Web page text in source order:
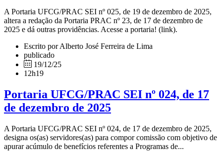
A Portaria UFCG/PRAC SEI nº 025, de 19 de dezembro de 2025,
altera a redação da Portaria PRAC nº 23, de 17 de dezembro de
2025 e dá outras providências. Acesse a portaria! (link).
Escrito por Alberto José Ferreira de Lima
publicado
19/12/25
12h19
Portaria UFCG/PRAC SEI nº 024, de 17
de dezembro de 2025
A Portaria UFCG/PRAC SEI nº 024, de 17 de dezembro de 2025,
designa os(as) servidores(as) para compor comissão com objetivo de
apurar acúmulo de benefícios referentes a Programas de...